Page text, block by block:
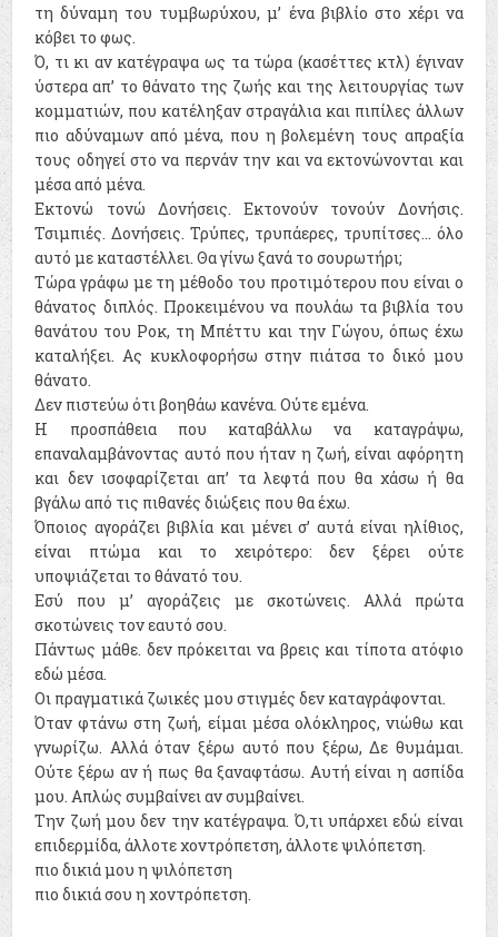
τη δύναμη του τυμβωρύχου, μ’ ένα βιβλίο στο χέρι να
κόβει το φως.
Ό, τι κι αν κατέγραψα ως τα τώρα (κασέττες κτλ) έγιναν
ύστερα απ’ το θάνατο της ζωής και της λειτουργίας των
κομματιών, που κατέληξαν στραγάλια και πιπίλες άλλων
πιο αδύναμων από μένα, που η βολεμένη τους απραξία
τους οδηγεί στο να περνάν την και να εκτονώνονται και
μέσα από μένα.
Εκτονώ τονώ Δονήσεις. Εκτονούν τονούν Δονήσις.
Τσιμπιές. Δονήσεις. Τρύπες, τρυπάερες, τρυπίτσες… όλο
αυτό με καταστέλλει. Θα γίνω ξανά το σουρωτήρι;
Τώρα γράφω με τη μέθοδο του προτιμότερου που είναι ο
θάνατος διπλός. Προκειμένου να πουλάω τα βιβλία του
θανάτου του Ροκ, τη Μπέττυ και την Γώγου, όπως έχω
καταλήξει. Ας κυκλοφορήσω στην πιάτσα το δικό μου
θάνατο.
Δεν πιστεύω ότι βοηθάω κανένα. Ούτε εμένα.
Η προσπάθεια που καταβάλλω να καταγράψω,
επαναλαμβάνοντας αυτό που ήταν η ζωή, είναι αφόρητη
και δεν ισοφαρίζεται απ’ τα λεφτά που θα χάσω ή θα
βγάλω από τις πιθανές διώξεις που θα έχω.
Όποιος αγοράζει βιβλία και μένει σ’ αυτά είναι ηλίθιος,
είναι πτώμα και το χειρότερο: δεν ξέρει ούτε
υποψιάζεται το θάνατό του.
Εσύ που μ’ αγοράζεις με σκοτώνεις. Αλλά πρώτα
σκοτώνεις τον εαυτό σου.
Πάντως μάθε. δεν πρόκειται να βρεις και τίποτα ατόφιο
εδώ μέσα.
Οι πραγματικά ζωικές μου στιγμές δεν καταγράφονται.
Όταν φτάνω στη ζωή, είμαι μέσα ολόκληρος, νιώθω και
γνωρίζω. Αλλά όταν ξέρω αυτό που ξέρω, Δε θυμάμαι.
Ούτε ξέρω αν ή πως θα ξαναφτάσω. Αυτή είναι η ασπίδα
μου. Απλώς συμβαίνει αν συμβαίνει.
Την ζωή μου δεν την κατέγραψα. Ό,τι υπάρχει εδώ είναι
επιδερμίδα, άλλοτε χοντρόπετση, άλλοτε ψιλόπετση.
πιο δικιά μου η ψιλόπετση
πιο δικιά σου η χοντρόπετση.